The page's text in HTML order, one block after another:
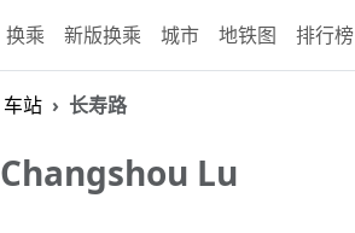
换乘 新版换乘 城市 地铁图 排行榜
车站 长寿路
Changshou Lu